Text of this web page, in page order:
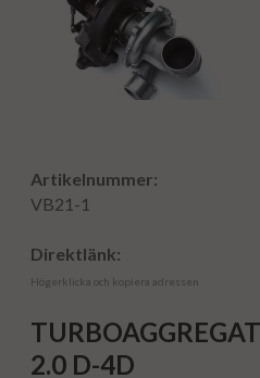
Artikelnummer:
VB21-1
Direktlänk:
Högerklicka och kopiera adressen
2.0 D-4D